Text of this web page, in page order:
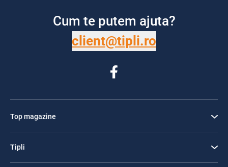
Cum te putem ajuta?
client@tipli.ro
Top magazine
Tipli